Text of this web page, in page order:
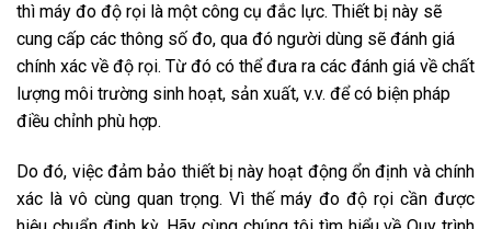
thì máy đo độ rọi là một công cụ đắc lực. Thiết bị này sẽ
cung cấp các thông số đo, qua đó người dùng sẽ đánh giá
chính xác về độ rọi. Từ đó có thể đưa ra các đánh giá về chất
lượng môi trường sinh hoạt, sản xuất, v.v. để có biện pháp
điều chỉnh phù hợp.
Do đó, việc đảm bảo thiết bị này hoạt động ổn định và chính
xác là vô cùng quan trọng. Vì thế máy đo độ rọi cần được